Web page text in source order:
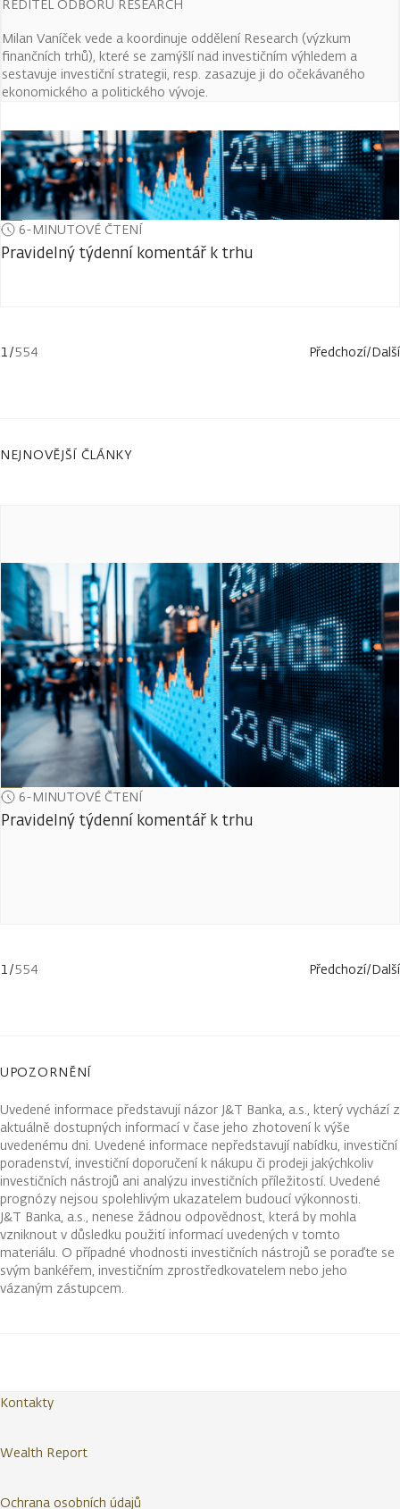
ŘEDITEL ODBORU RESEARCH
Milan Vaníček vede a koordinuje oddělení Research (výzkum
finančních trhů), které se zamýšlí nad investičním výhledem a
sestavuje investiční strategii, resp. zasazuje ji do očekávaného
ekonomického a politického vývoje.
6-MINUTOVÉ ČTENÍ
Pravidelný týdenní komentář k trhu
1/554 Předchozí/Další
NEJNOVĚJŠÍ ČLÁNKY
6-MINUTOVÉ ČTENÍ
Pravidelný týdenní komentář k trhu
1/554 Předchozí/Další
UPOZORNĚNÍ
Uvedené informace představují názor J&T Banka, a.s., který vychází z
aktuálně dostupných informací v čase jeho zhotovení k výše
uvedenému dni. Uvedené informace nepředstavují nabídku, investiční
poradenství, investiční doporučení k nákupu či prodeji jakýchkoliv
investičních nástrojů ani analýzu investičních příležitostí. Uvedené
prognózy nejsou spolehlivým ukazatelem budoucí výkonnosti.
J&T Banka, a.s., nenese žádnou odpovědnost, která by mohla
vzniknout v důsledku použití informací uvedených v tomto
materiálu. O případné vhodnosti investičních nástrojů se poraďte se
svým bankéřem, investičním zprostředkovatelem nebo jeho
vázaným zástupcem.
Kontakty
Wealth Report
Ochrana osobních údajů